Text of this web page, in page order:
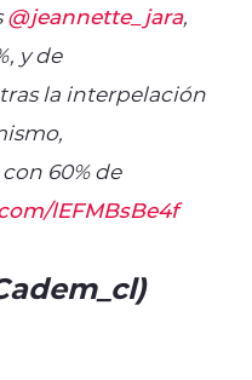
@jeannette_jara,
y de
la interpelación
60% de
lEFMBsBe4f